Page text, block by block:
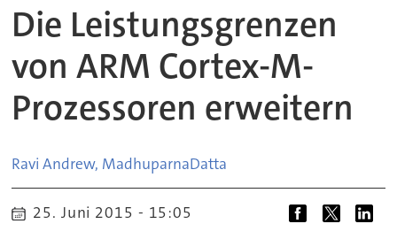
Die Leistungsgrenzen
von ARM Cortex-M-
Prozessoren erweitern
Ravi Andrew, MadhuparnaDatta
25. Juni 2015 - 15:05